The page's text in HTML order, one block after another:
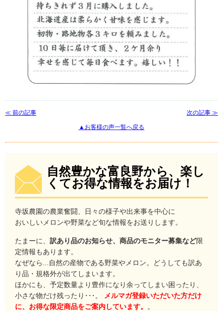
≪ 前の記事 次の記事 ≫
▲お客様の声一覧へ戻る
自然豊かな富良野から、楽し
くてお得な情報をお届け！
寺坂農園の農業奮闘、日々の様子や出来事を中心に
おいしいメロンや野菜など旬な情報をお送りします。
たまーに、 訳あり品のお知らせ、商品のモニター募集など限
定情報もあります。
なぜなら...自然の産物である野菜やメロン。どうしても訳あ
り品・規格外が出てしまいます。
ほかにも、予定数量より豊作になり余ってしまい困ったり、
小さな物だけ残ったり･･･。
メルマガ登録いただいた方だけ
に、お得な限定商品をご案内しています。
。